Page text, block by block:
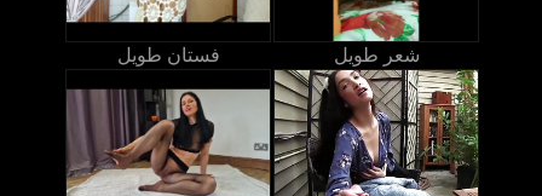
فستان طويل شعر طويل